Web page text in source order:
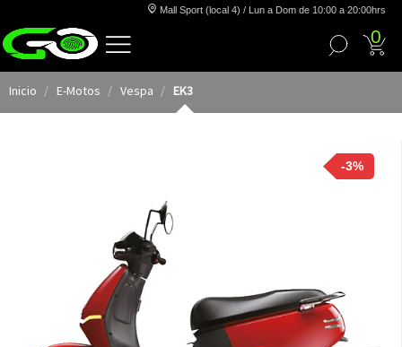
Mall Sport (local 4) / Lun a Dom de 10:00 a 20:00hrs
0
Inicio E-Motos Vespa EK3
-3%